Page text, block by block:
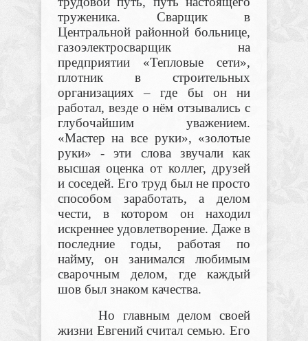
труженика. Сварщик в
Центральной районной больнице,
газоэлектросварщик на
предприятии «Тепловые сети»,
плотник в строительных
организациях – где бы он ни
работал, везде о нём отзывались с
глубочайшим уважением.
«Мастер на все руки», «золотые
руки»- эти слова звучали как
высшая оценка от коллег, друзей
и соседей. Его труд был не просто
способом заработать, а делом
чести, в котором он находил
искреннее удовлетворение. Даже в
последние годы, работая по
найму, он занимался любимым
сварочным делом, где каждый
шов был знаком качества.
Но главным делом своей
жизни Евгений считал семью. Его